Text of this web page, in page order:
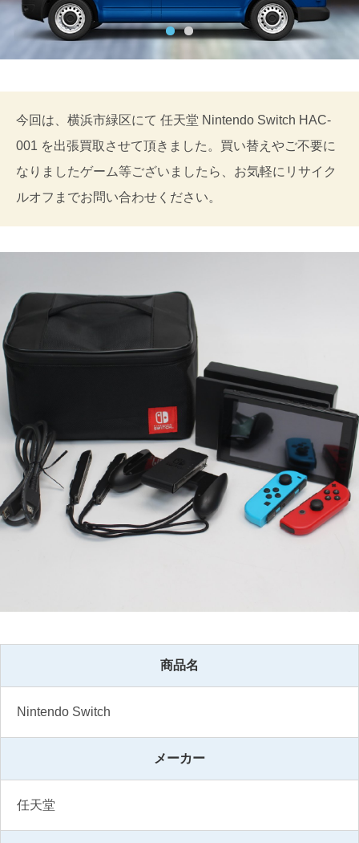
今回は、横浜市緑区にて 任天堂 Nintendo Switch HAC-
001 を出張買取させて頂きました。買い替えやご不要に
なりましたゲーム等ございましたら、お気軽にリサイク
ルオフまでお問い合わせください。
商品名
Nintendo Switch
メーカー
任天堂